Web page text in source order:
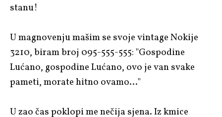
stanu!
U magnovenju mašim se svoje vintage Nokije
3210, biram broj 095-555-555: "Gospodine
Lućano, gospodine Lućano, ovo je van svake
pameti, morate hitno ovamo…"
U zao čas poklopi me nečija sjena. Iz kmice